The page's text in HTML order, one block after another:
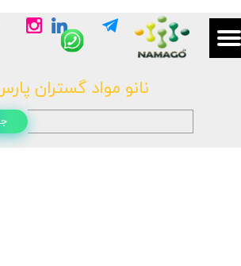
نانو مواد گستران